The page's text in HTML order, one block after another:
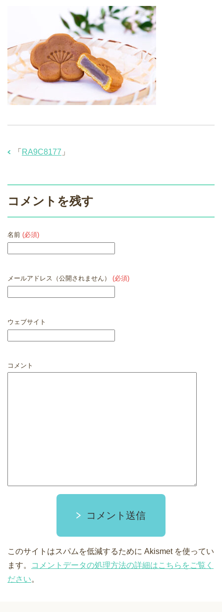
「 RA9C8177 」
コメントを残す
名前 (必須)
メールアドレス（公開されません） (必須)
ウェブサイト
コメント
コメント送信
このサイトはスパムを低減するために Akismet を使ってい
ます。
コメントデータの処理方法の詳細はこちらをご覧く
ださい。